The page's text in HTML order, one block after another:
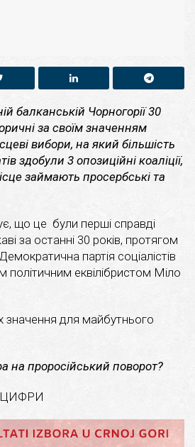
балканській Чорногорії 30
за своїм значенням
вибори, на який більшість
здобули 3 опозиційні коаліції,
займають просербські та
що це були перші справді
за останні 30 років, протягом
партія соціалістів
політичним еквілібристом Міло
значення для майбутнього
на проросійський поворот?
ЦИФРИ